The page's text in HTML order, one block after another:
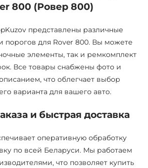
800 (Ровер 800)
представлены различные
порогов для Rover 800. Вы можете
элементы, так и ремкомплект
Все товары снабжены фото и
что облегчает выбор
варианта для вашего авто.
и быстрая доставка
оперативную обработку
по всей Беларуси. Мы работаем
что позволяет купить